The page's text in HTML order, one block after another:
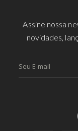
Assine nossa
novidades,